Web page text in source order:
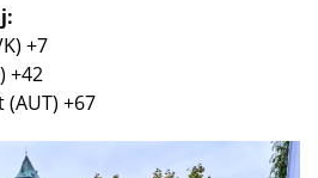
+7
+42
+67